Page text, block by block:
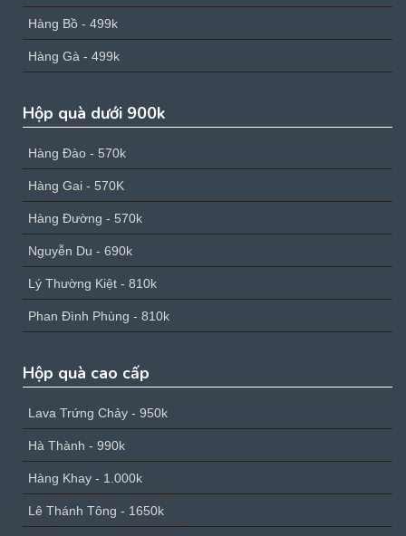
Hàng Bồ - 499k
Hàng Gà - 499k
Hộp quà dưới 900k
Hàng Đào - 570k
Hàng Gai - 570K
Hàng Đường - 570k
Nguyễn Du - 690k
Lý Thường Kiệt - 810k
Phan Đình Phùng - 810k
Hộp quà cao cấp
Lava Trứng Chảy - 950k
Hà Thành - 990k
Hàng Khay - 1.000k
Lê Thánh Tông - 1650k